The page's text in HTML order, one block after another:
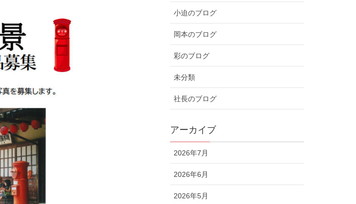
小迫のブログ
岡本のブログ
彩のブログ
未分類
社長のブログ
アーカイブ
2026年7月
2026年6月
2026年5月